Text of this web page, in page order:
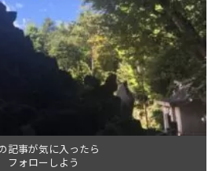
記事が気に入ったら
フォローしよう